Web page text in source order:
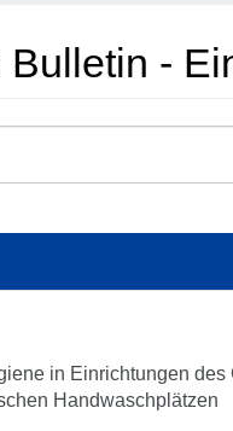
-
in Einrichtungen
Handwaschplätzen